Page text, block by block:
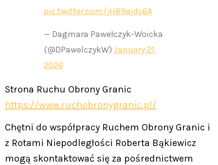
pic.twitter.com/jH89ajds6A
— Dagmara Pawełczyk-Woicka
(@DPawelczykW) January 21,
2026
Strona Ruchu Obrony Granic
https://www.ruchobronygranic.pl/
Chętni do współpracy Ruchem Obrony Granic i
z Rotami Niepodległości Roberta Bąkiewicz
mogą skontaktować się za pośrednictwem